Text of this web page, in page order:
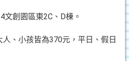
創園區東2C、D棟。
、小孩皆為370元，平日、假日